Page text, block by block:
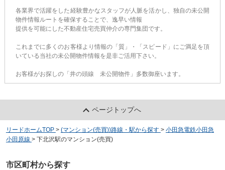
各業界で活躍をした経験豊かなスタッフが人脈を活かし、独自の未公開
物件情報ルートを確保することで、逸早い情報
提供を可能にした不動産住宅売買仲介の専門集団です。
これまでに多くのお客様より情報の「質」・「スピード」にご満足を頂
いている当社の未公開物件情報を是非ご活用下さい。
お客様がお探しの「井の頭線 未公開物件」多数御座います。
ページトップへ
リードホームTOP > (マンション(売買))路線・駅から探す > 小田急電鉄小田急
小田原線 > 下北沢駅のマンション(売買)
市区町村から探す